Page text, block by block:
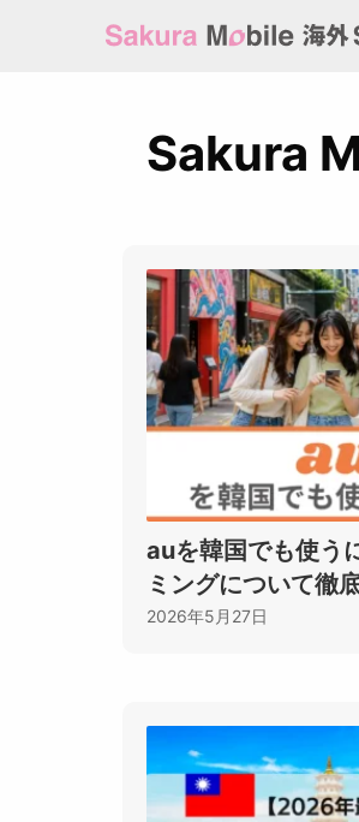
Sakura
auを韓国でも使う
ミングについて徹
2026年5月27日